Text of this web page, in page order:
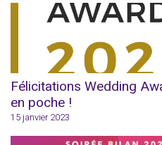
Félicitations Wedding
en poche !
15 janvier 2023